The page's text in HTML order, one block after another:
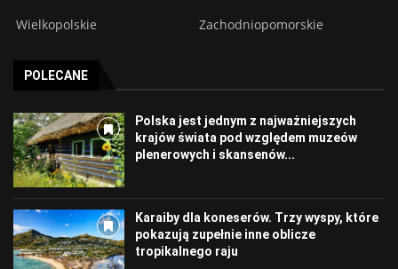
Wielkopolskie Zachodniopomorskie
POLECANE
Polska jest jednym z najważniejszych
krajów świata pod względem muzeów
plenerowych i skansenów...
Karaiby dla koneserów. Trzy wyspy, które
pokazują zupełnie inne oblicze
tropikalnego raju